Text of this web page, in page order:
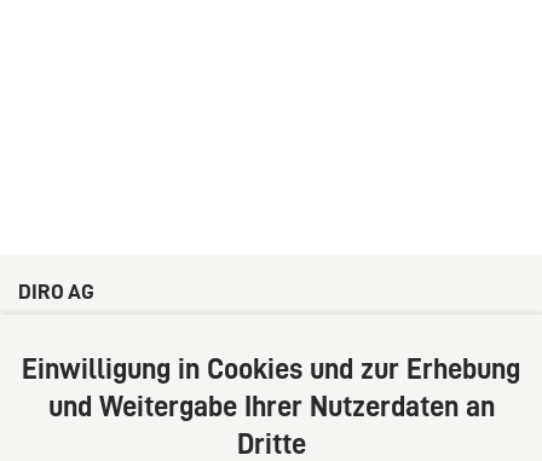
DIRO AG
20354 Hamburg
Deutschland
Tel: +49 (0) 40 41352231
Einwilligung in Cookies und zur Erhebung
und Weitergabe Ihrer Nutzerdaten an
Dritte